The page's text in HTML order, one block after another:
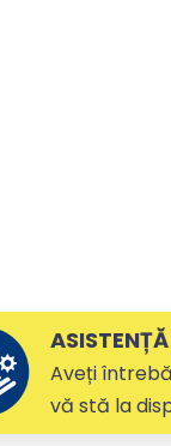
Aveți
vă stă la